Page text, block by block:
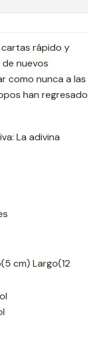
cartas rápido y
nuevos
como nunca a las
han regresado
La adivina
cm) Largo(12